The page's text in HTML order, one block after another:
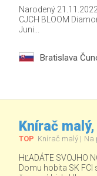
Narodený
CJCH BLOOM
Juni...
Bratislava
Knírač
TOP Knírač malý Na
HĽADÁTE SVOJHO
Domu hobita SK FCI